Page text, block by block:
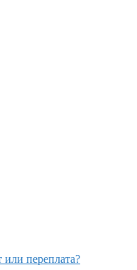
переплата?